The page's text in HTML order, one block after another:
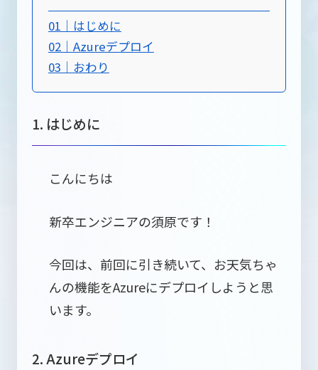
01｜はじめに
02｜Azureデプロイ
03｜おわり
1. はじめに
こんにちは
新卒エンジニアの須原です！
今回は、前回に引き続いて、お天気ちゃ
んの機能をAzureにデプロイしようと思
います。
2. Azureデプロイ